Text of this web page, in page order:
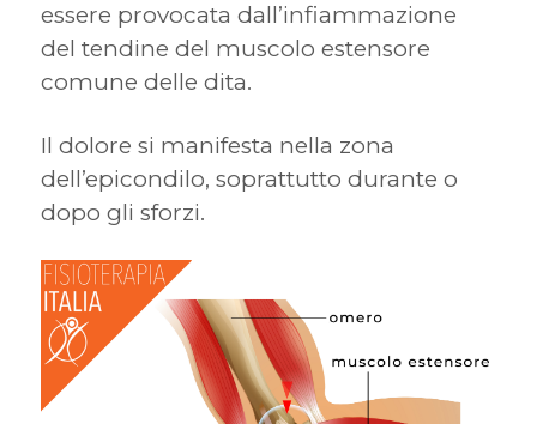
essere provocata dall’infiammazione
del tendine del muscolo estensore
comune delle dita.
Il dolore si manifesta nella zona
dell’epicondilo, soprattutto durante o
dopo gli sforzi.